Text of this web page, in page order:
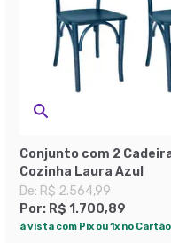
Conjunto com 2
Cozinha Laura Azul
De:R$ 2.564,99
Por: R$ 1.700,89
à vista com Pix ou 1x no